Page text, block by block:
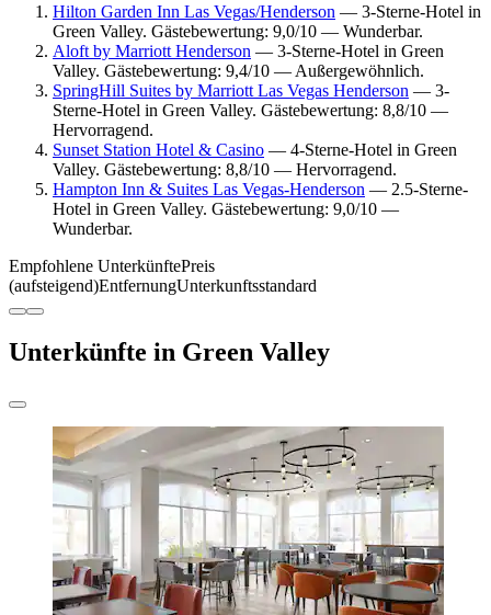
Hilton Garden Inn Las Vegas/Henderson — 3-Sterne-Hotel in
Green Valley. Gästebewertung: 9,0/10 — Wunderbar.
Aloft by Marriott Henderson — 3-Sterne-Hotel in Green
Valley. Gästebewertung: 9,4/10 — Außergewöhnlich.
SpringHill Suites by Marriott Las Vegas Henderson — 3-
Sterne-Hotel in Green Valley. Gästebewertung: 8,8/10 —
Hervorragend.
Sunset Station Hotel & Casino — 4-Sterne-Hotel in Green
Valley. Gästebewertung: 8,8/10 — Hervorragend.
Hampton Inn & Suites Las Vegas-Henderson — 2.5-Sterne-
Hotel in Green Valley. Gästebewertung: 9,0/10 —
Wunderbar.
Empfohlene UnterkünftePreis
(aufsteigend)EntfernungUnterkunftsstandard
Unterkünfte in Green Valley